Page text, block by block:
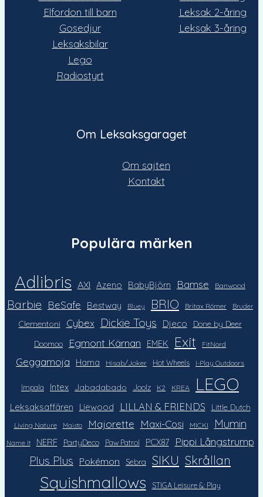
Elfordon till barn
Gosedjur
Leksaksbilar
Lego
Radiostyrt
Leksak 2-åring
Leksak 3-åring
Om Leksaksgaraget
Om sajten
Kontakt
Populära märken
Adlibris AXI Azeno BabyBjörn Bamse Banwood
Barbie BeSafe Bestway Bluey BRIO Britax Römer Bruder
Clementoni Cybex Dickie Toys Djeco Done by Deer
Doomoo Egmont Kärnan EMEK Exit FitNord
Geggamoja Hama Hisab/Joker Hot Wheels I-Play Outdoors
Impala Intex Jabadabado Joolz K2 KREA LEGO
Leksaksaffären Liewood LILLAN & FRIENDS Little Dutch
Living Nature Maisto Majorette Maxi-Cosi MICKI Mumin
Name It NERF PartyDeco Paw Patrol PCX87 Pippi Långstrump
Plus Plus Pokémon Sebra SIKU Skrållan
Squishmallows STIGA Leisure &: Play